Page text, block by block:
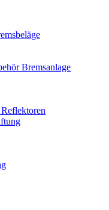
Bremsanlage